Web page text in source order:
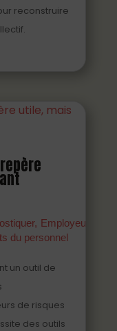
reconstruire
Employeurs
du personnel
un outil de
de risques
des outils